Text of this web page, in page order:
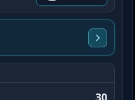
30